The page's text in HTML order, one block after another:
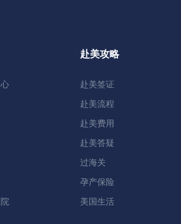
赴美攻略
赴美签证
赴美流程
赴美费用
赴美答疑
过海关
孕产保险
美国生活